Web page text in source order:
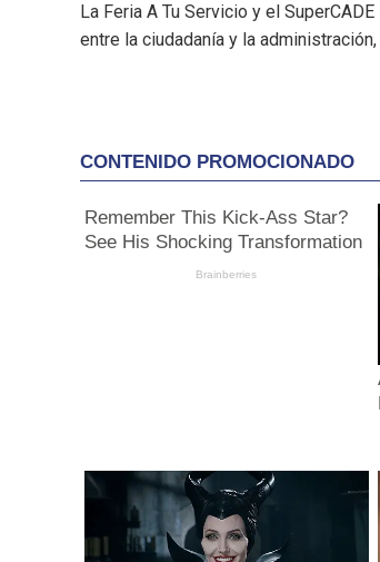
La Feria A Tu Servicio y el
entre la ciudadanía y la